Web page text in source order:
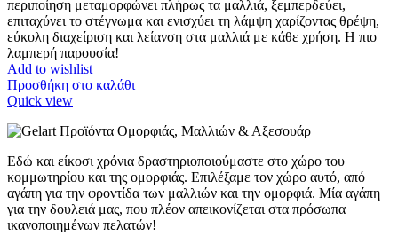
περιποίηση μεταμορφώνει πλήρως τα μαλλιά, ξεμπερδεύει,
επιταχύνει το στέγνωμα και ενισχύει τη λάμψη χαρίζοντας θρέψη,
εύκολη διαχείριση και λείανση στα μαλλιά με κάθε χρήση. Η πιο
λαμπερή παρουσία!
Add to wishlist
Προσθήκη στο καλάθι
Quick view
Εδώ και είκοσι χρόνια δραστηριοποιούμαστε στο χώρο του
κομμωτηρίου και της ομορφιάς. Επιλέξαμε τον χώρο αυτό, από
αγάπη για την φροντίδα των μαλλιών και την ομορφιά. Μία αγάπη
για την δουλειά μας, που πλέον απεικονίζεται στα πρόσωπα
ικανοποιημένων πελατών!